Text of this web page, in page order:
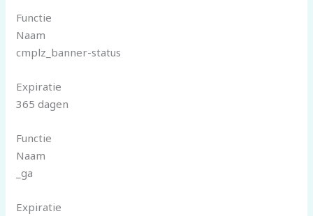
Functie
Naam
cmplz_banner-status
Expiratie
365 dagen
Functie
Naam
_ga
Expiratie